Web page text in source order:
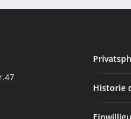
Historie